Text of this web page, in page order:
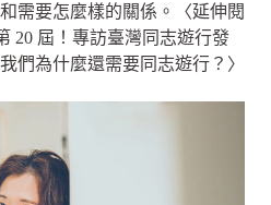
需要怎麼樣的關係。〈延伸閱
20 屆！專訪臺灣同志遊行發
們為什麼還需要同志遊行？〉